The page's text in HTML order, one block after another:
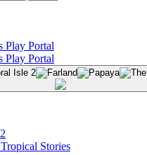
Tropical Stories